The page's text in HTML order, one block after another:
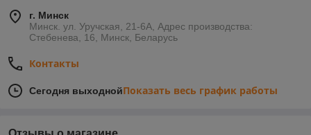
г. Минск
Минск. ул. Уручская, 21-6А, Адрес производства:
Стебенева, 16, Минск, Беларусь
Контакты
Сегодня выходнойПоказать весь график работы